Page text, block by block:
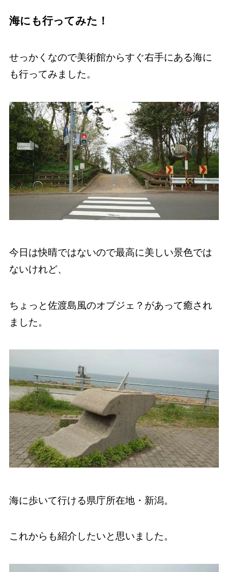
海にも行ってみた！
せっかくなので美術館からすぐ右手にある海に
も行ってみました。
今日は快晴ではないので最高に美しい景色では
ないけれど、
ちょっと佐渡島風のオブジェ？があって癒され
ました。
海に歩いて行ける県庁所在地・新潟。
これからも紹介したいと思いました。